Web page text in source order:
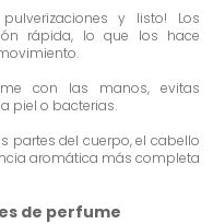
y listo! Los
rápida, lo que los hace
con las manos, evitas
piel o bacterias.
partes del cuerpo, el cabello
aromática más completa
de perfume